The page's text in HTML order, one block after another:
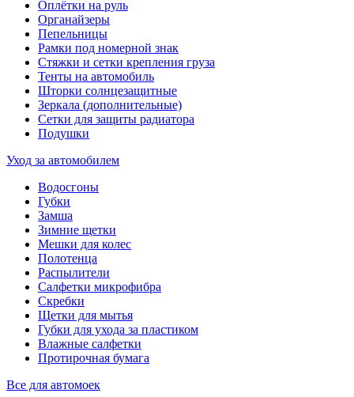
Оплётки на руль
Органайзеры
Пепельницы
Рамки под номерной знак
Стяжки и сетки крепления груза
Тенты на автомобиль
Шторки солнцезащитные
Зеркала (дополнительные)
Сетки для защиты радиатора
Подушки
Уход за автомобилем
Водосгоны
Губки
Замша
Зимние щетки
Мешки для колес
Полотенца
Распылители
Салфетки микрофибра
Скребки
Щетки для мытья
Губки для ухода за пластиком
Влажные салфетки
Протирочная бумага
Все для автомоек